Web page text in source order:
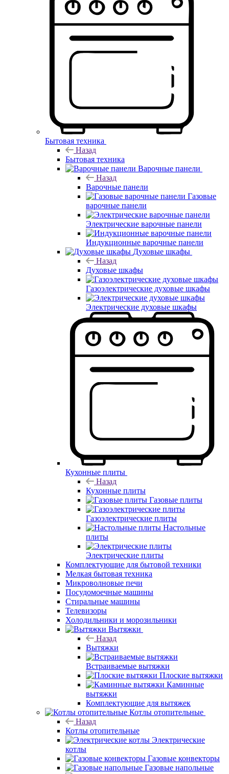
Бытовая техника
Назад
Бытовая техника
Варочные панели
Назад
Варочные панели
Газовые
варочные панели
Электрические варочные панели
Индукционные варочные панели
Духовые шкафы
Назад
Духовые шкафы
Газоэлектрические духовые шкафы
Электрические духовые шкафы
Кухонные плиты
Назад
Кухонные плиты
Газовые плиты
Газоэлектрические плиты
Настольные
плиты
Электрические плиты
Комплектующие для бытовой техники
Мелкая бытовая техника
Микроволновые печи
Посудомоечные машины
Стиральные машины
Телевизоры
Холодильники и морозильники
Вытяжки
Назад
Вытяжки
Встраиваемые вытяжки
Плоские вытяжки
Каминные
вытяжки
Комплектующие для вытяжек
Котлы отопительные
Назад
Котлы отопительные
Электрические
котлы
Газовые конвекторы
Газовые напольные